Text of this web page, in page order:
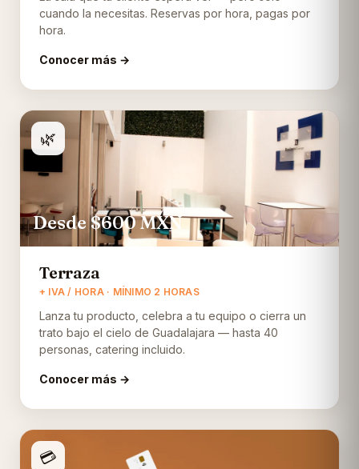
cuando la necesitas. Reservas por hora, pagas por
hora.
Conocer más →
🌿
Desde $600MXN
Terraza
+ IVA / HORA · MÍNIMO 2 HORAS
Lanza tu producto, celebra a tu equipo o cierra un
trato bajo el cielo de Guadalajara — hasta 40
personas, catering incluido.
Conocer más →
💳